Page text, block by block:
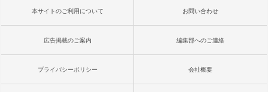
本サイトのご利用について お問い合わせ
広告掲載のご案内 編集部へのご連絡
プライバシーポリシー 会社概要